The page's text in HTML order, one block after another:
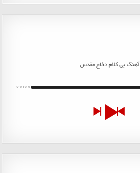
آهنگ بی کلام دفاع مقدس
00:00